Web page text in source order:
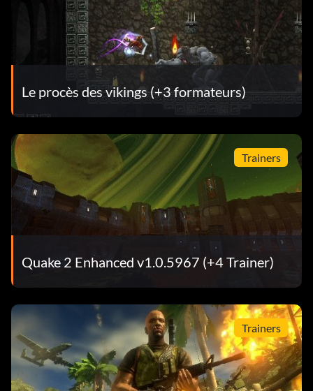
Le procès des vikings (+3 formateurs)
Trainers
Quake 2 Enhanced v1.0.5967 (+4 Trainer)
Trainers